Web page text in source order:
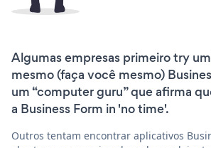
Algumas empresas primeiro try
mesmo (faça você mesmo)
um “computer guru” que afirma
a Business Form in 'no time'.
Outros tentam encontrar aplicativos